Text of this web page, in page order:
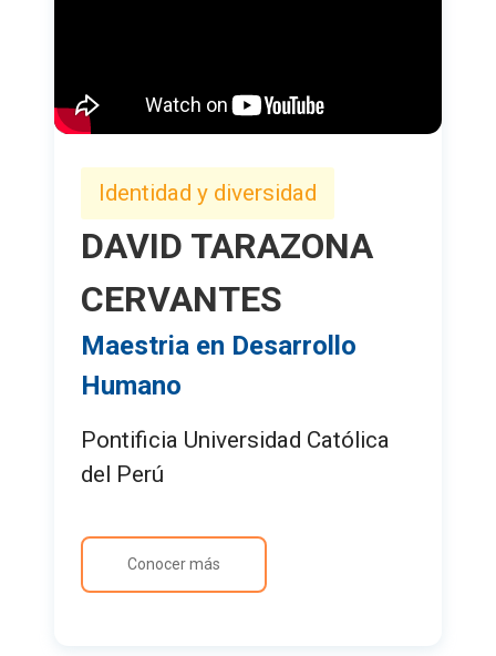
Identidad y diversidad
DAVID TARAZONA
CERVANTES
Maestria en Desarrollo
Humano
Pontificia Universidad Católica
del Perú
Conocer más